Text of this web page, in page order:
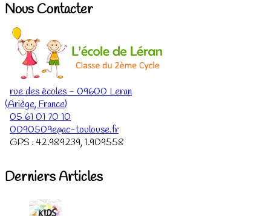
Nous Contacter
rue des écoles - 09600 Leran
(Ariège, France)
05 61 01 70 10
0090509e@ac-toulouse.fr
GPS : 42.989239, 1.909558
Derniers Articles